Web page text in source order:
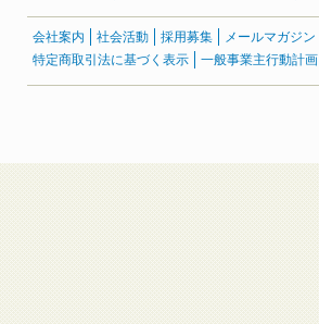
会社案内 社会活動 採用募集 メールマガジン
特定商取引法に基づく表示
一般事業主行動計画